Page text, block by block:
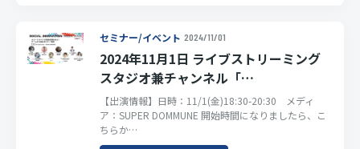
セミナー/イベント 2024/11/01
2024年11月1日 ライブストリーミング
スタジオ兼チャンネル「…
【出演情報】日時：11/1(金)18:30-20:30 メディ
ア：SUPER DOMMUNE 開始時間になりましたら、こ
ちらか…